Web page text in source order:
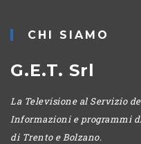
CHI SIAMO
G.E.T. Srl
La Televisione al Servizio
Informazioni e programmi
di Trento e Bolzano.